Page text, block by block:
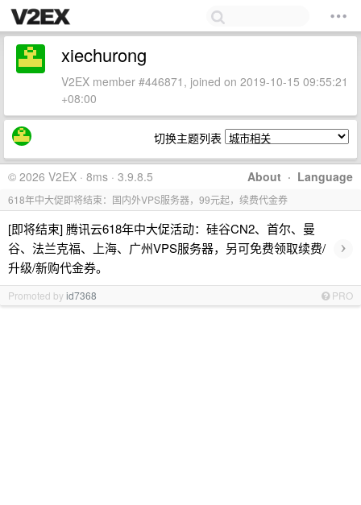
xiechurong
V2EX member #446871, joined on 2019-10-15 09:55:21
+08:00
切换主题列表
About · Language
© 2026 V2EX · 8ms · 3.9.8.5
618年中大促即将结束：国内外VPS服务器，99元起，续费代金券
[即将结束] 腾讯云618年中大促活动：硅谷CN2、首尔、曼
谷、法兰克福、上海、广州VPS服务器，另可免费领取续费/
升级/新购代金券。
›
Promoted byid7368 PRO